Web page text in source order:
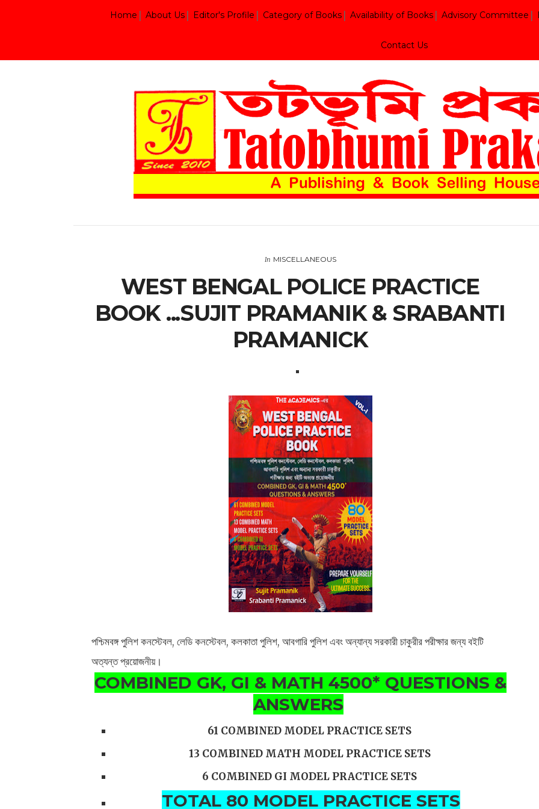
Home About Us Editor's Profile Category of Books Availability of Books Advisory Committee
Contact Us
In MISCELLANEOUS
WEST BENGAL POLICE PRACTICE
BOOK ...SUJIT PRAMANIK & SRABANTI
PRAMANICK
পশ্চিমবঙ্গ পুলিশ কনস্টেবল, লেডি কনস্টেবল, কলকাতা পুলিশ, আবগারি পুলিশ এবং অন্যান্য সরকারী চাকুরীর পরীক্ষার জন্য বইটি
অত্যন্ত প্রয়োজনীয়।
COMBINED GK, GI & MATH 4500* QUESTIONS &
ANSWERS
61 COMBINED MODEL PRACTICE SETS
13 COMBINED MATH MODEL PRACTICE SETS
6 COMBINED GI MODEL PRACTICE SETS
TOTAL 80 MODEL PRACTICE SETS